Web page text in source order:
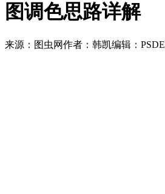
图调色思路详解
来源：图虫网作者：韩凯编辑：